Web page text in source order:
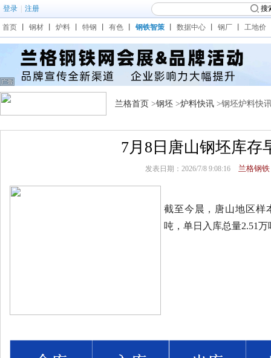
登录 注册 搜
首页 钢材 炉料 特钢 有色 钢铁智策 数据中心 钢厂 工地价
兰格首页 >钢坯 >炉料快讯 >钢坯炉料快
7月8日唐山钢坯库存
发表日期：2026/7/8 9:08:16兰格钢铁
截至今晨，唐山地区样
吨，单日入库总量2.51